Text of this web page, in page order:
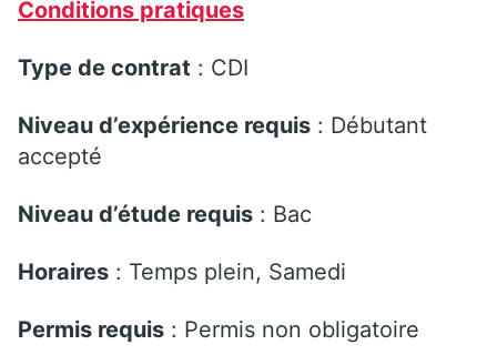
Conditions pratiques
Type de contrat : CDI
Niveau d’expérience requis : Débutant
accepté
Niveau d’étude requis : Bac
Horaires : Temps plein, Samedi
Permis requis : Permis non obligatoire